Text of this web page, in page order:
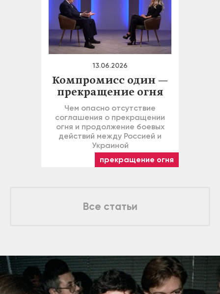
13.06.2026
Компромисс один —
прекращение огня
Чем опасно отсутствие
соглашения о прекращении
огня и продолжение боевых
действий между Россией и
Украиной
прекращение огня
Все статьи